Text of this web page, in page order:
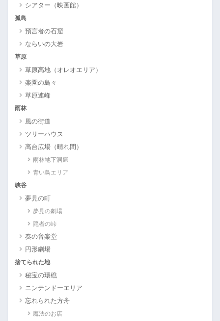
シアター（映画館）
孤島
預言者の石窟
ならいの大岩
草原
草原高地（オレオエリア）
楽園の島々
草原連峰
雨林
風の街道
ツリーハウス
高台広場（晴れ間）
雨林地下洞窟
青い鳥エリア
峡谷
夢見の町
夢見の劇場
隠者の峠
奏の音楽堂
円形劇場
捨てられた地
秘宝の環礁
ニンテンドーエリア
忘れられた方舟
魔法のお店